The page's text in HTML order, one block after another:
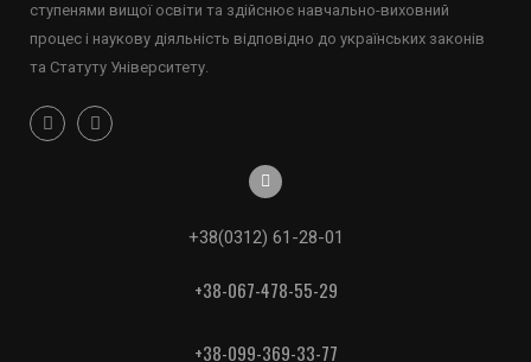
ступенями вищої освіти та здійснює навчально-виховний
процес і наукову діяльність відповідно до українських законів
та Статуту Університету.
+38(0312) 61-28-01
+38-067-478-55-29
+38-099-369-33-77